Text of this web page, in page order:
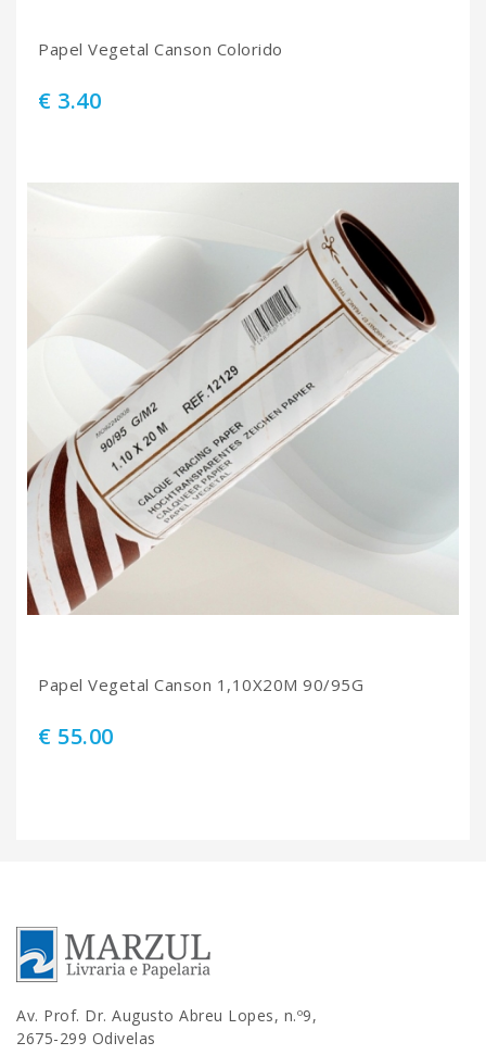
Papel Vegetal Canson Colorido
€ 3.40
Papel Vegetal Canson 1,10X20M 90/95G
€ 55.00
Av. Prof. Dr. Augusto Abreu Lopes, n.º9,
2675-299 Odivelas